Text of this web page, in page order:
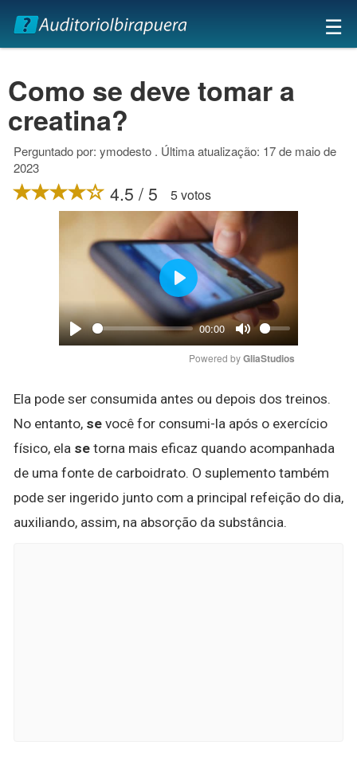
×
☰
Como se deve tomar a
creatina?
Perguntado por: ymodesto . Última atualização: 17 de maio de
2023
4.5 / 5 5 votos
Play
00:00
Mute
Play
Powered by GliaStudios
Ela pode ser consumida antes ou depois dos treinos.
No entanto, se você for consumi-la após o exercício
físico, ela se torna mais eficaz quando acompanhada
de uma fonte de carboidrato. O suplemento também
pode ser ingerido junto com a principal refeição do dia,
auxiliando, assim, na absorção da substância.